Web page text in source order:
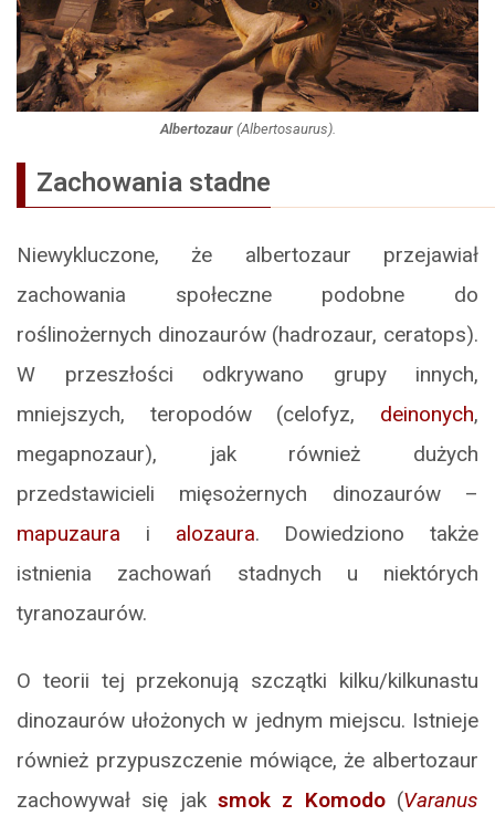
Albertozaur(Albertosaurus).
Zachowania stadne
Niewykluczone, że albertozaur przejawiał
zachowania społeczne podobne do
roślinożernych dinozaurów (hadrozaur, ceratops).
W przeszłości odkrywano grupy innych,
mniejszych, teropodów (celofyz, deinonych,
megapnozaur), jak również dużych
przedstawicieli mięsożernych dinozaurów –
mapuzaura i alozaura. Dowiedziono także
istnienia zachowań stadnych u niektórych
tyranozaurów.
O teorii tej przekonują szczątki kilku/kilkunastu
dinozaurów ułożonych w jednym miejscu. Istnieje
również przypuszczenie mówiące, że albertozaur
zachowywał się jak smok z Komodo (Varanus